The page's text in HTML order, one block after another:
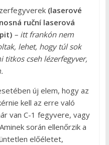
(laserové
ruční laserová
– itt frankón nem
lehet, hogy túl sok
titkos cseh lézerfegyver,
új elem, hogy az
kell az erre való
van C-1 fegyvere, vagy
során ellenőrzik a
előéletet,